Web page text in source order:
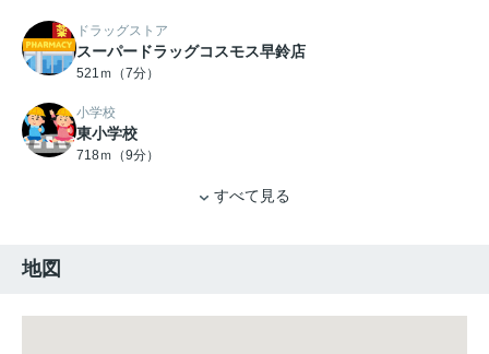
ドラッグストア
スーパードラッグコスモス早鈴店
521ｍ（7分）
小学校
東小学校
718ｍ（9分）
すべて見る
地図